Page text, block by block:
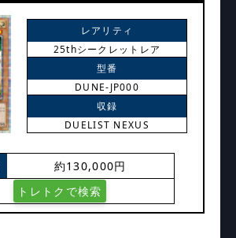
レアリティ
25thシークレットレア
型番
DUNE-JP000
収録
DUELIST NEXUS
約130,000円
トレトクで検索